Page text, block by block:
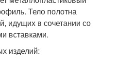
Тело полотна
идущих в сочетании со
вставками.
изделий: